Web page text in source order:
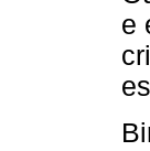
e